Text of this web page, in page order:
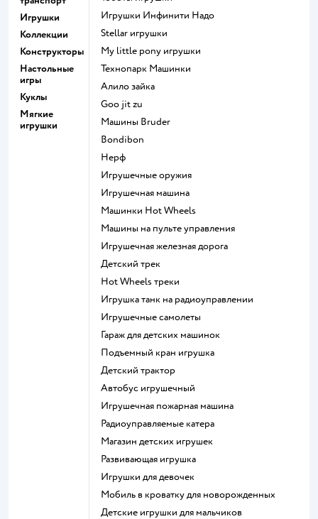
Игрушки
Коллекции
Конструкторы
Настольные
игры
Куклы
Мягкие
игрушки
Игрушки Инфинити Надо
Stellar игрушки
my little pony игрушки
Технопарк Машинки
Алило зайка
Goo jit zu
Машины Bruder
Bondibon
Нерф
Игрушечные оружия
Игрушечная машина
Машинки Hot Wheels
Машины на пульте управления
Игрушечная железная дорога
Детский трек
Hot Wheels треки
Игрушка танк на радиоуправлении
Игрушечные самолеты
Гараж для детских машинок
Подъемный кран игрушка
Детский трактор
Автобус игрушечный
Игрушечная пожарная машина
Радиоуправляемые катера
Магазин детских игрушек
Развивающая игрушка
Игрушки для девочек
Мобиль в кроватку для новорожденных
Детские игрушки для мальчиков